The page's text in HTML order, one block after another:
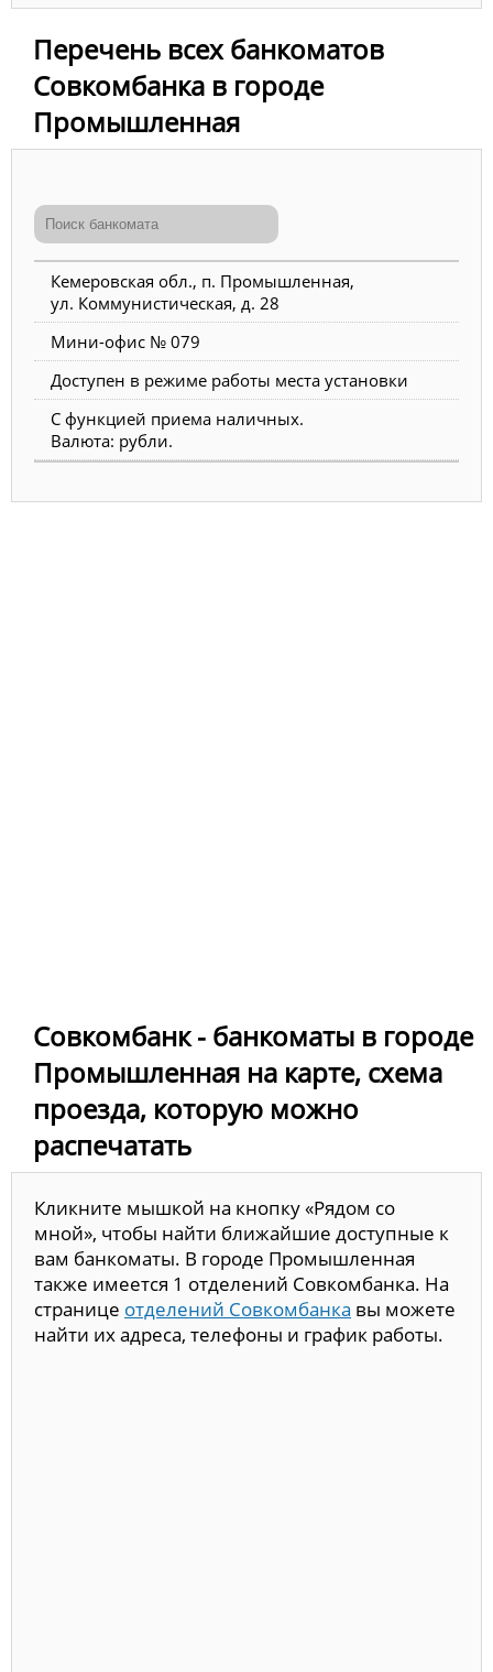
Перечень всех банкоматов
Совкомбанка в городе
Промышленная
Кемеровская обл., п. Промышленная,
ул. Коммунистическая, д. 28
Мини-офис № 079
Доступен в режиме работы места установки
С функцией приема наличных.
Валюта: рубли.
Совкомбанк - банкоматы в городе
Промышленная на карте, схема
проезда, которую можно
распечатать
Кликните мышкой на кнопку «Рядом со
мной», чтобы найти ближайшие доступные к
вам банкоматы. В городе Промышленная
также имеется 1 отделений Совкомбанка. На
странице отделений Совкомбанка вы можете
найти их адреса, телефоны и график работы.